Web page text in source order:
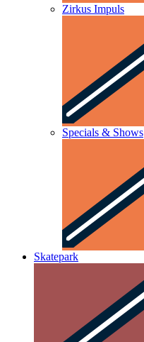
Zirkus Impuls
Specials & Shows
Skatepark